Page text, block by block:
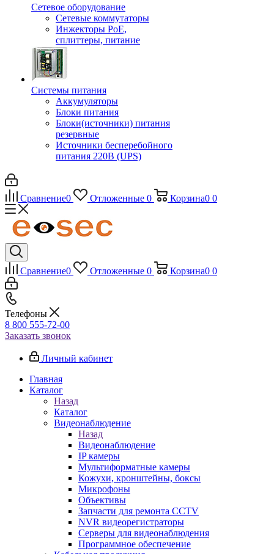
Сетевое оборудование
Сетевые коммутаторы
Инжекторы РоЕ,
сплиттеры, питание
Системы питания
Аккумуляторы
Блоки питания
Блоки(источники) питания
резервные
Источники бесперебойного
питания 220В (UPS)
Сравнение0 Отложенные 0 Корзина0 0
Сравнение0 Отложенные 0 Корзина0 0
Телефоны
8 800 555-72-00
Заказать звонок
Личный кабинет
Главная
Каталог
Назад
Каталог
Видеонаблюдение
Назад
Видеонаблюдение
IP камеры
Мультиформатные камеры
Кожухи, кронштейны, боксы
Микрофоны
Объективы
Запчасти для ремонта CCTV
NVR видеорегистраторы
Серверы для видеонаблюдения
Программное обеспечение